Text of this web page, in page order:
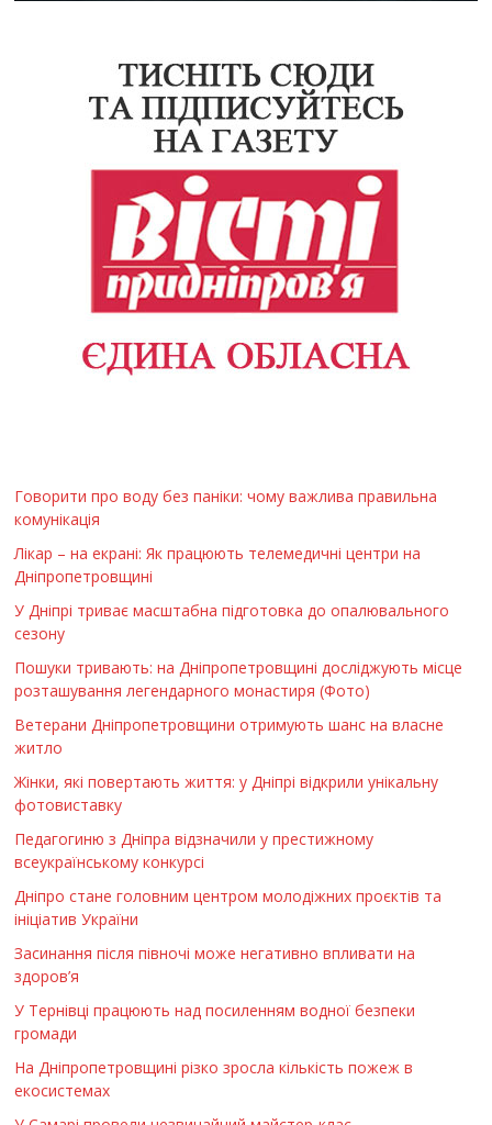
Говорити про воду без паніки: чому важлива правильна
комунікація
Лікар – на екрані: Як працюють телемедичні центри на
Дніпропетровщині
У Дніпрі триває масштабна підготовка до опалювального
сезону
Пошуки тривають: на Дніпропетровщині досліджують місце
розташування легендарного монастиря (Фото)
Ветерани Дніпропетровщини отримують шанс на власне
житло
Жінки, які повертають життя: у Дніпрі відкрили унікальну
фотовиставку
Педагогиню з Дніпра відзначили у престижному
всеукраїнському конкурсі
Дніпро стане головним центром молодіжних проєктів та
ініціатив України
Засинання після півночі може негативно впливати на
здоров’я
У Тернівці працюють над посиленням водної безпеки
громади
На Дніпропетровщині різко зросла кількість пожеж в
екосистемах